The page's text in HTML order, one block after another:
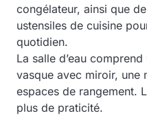
congélateur, ainsi que
ustensiles de cuisine
quotidien.
La salle d’eau
vasque avec miroir, une
espaces de rangement.
plus de praticité.